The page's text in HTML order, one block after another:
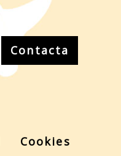
Contacta
Cookies